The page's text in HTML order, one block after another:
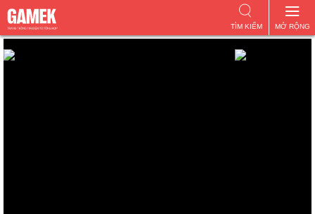
MỞ RỘNG
TÌM KIẾM